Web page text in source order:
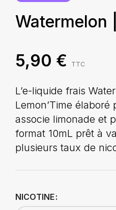
Watermelon
5,90 € TTC
L’e-liquide frais
Lemon’Time élaboré
associe limonade et
format 10mL prêt à
plusieurs taux de
NICOTINE